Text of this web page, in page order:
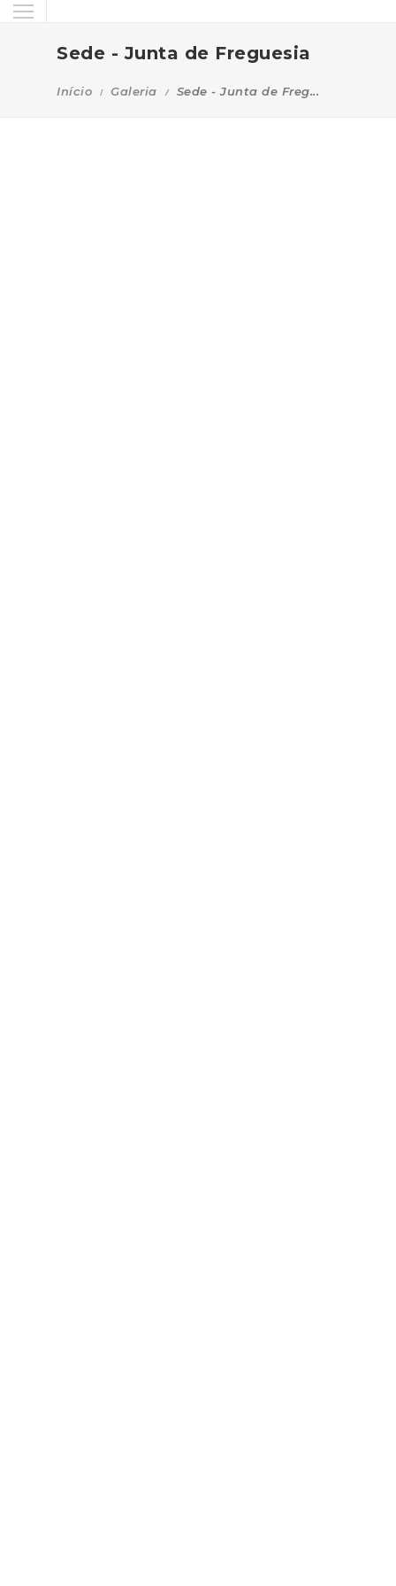
Sede - Junta de Freguesia
Início Galeria Sede - Junta de Freg...